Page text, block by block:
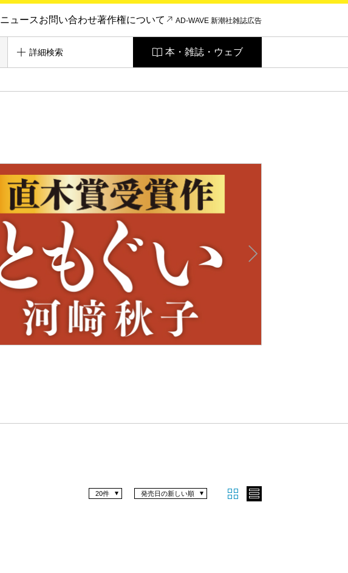
ニュースお問い合わせ著作権について AD-WAVE 新潮社雑誌広告
詳細検索 本・雑誌・ウェブ
発売日の新しい順
20件